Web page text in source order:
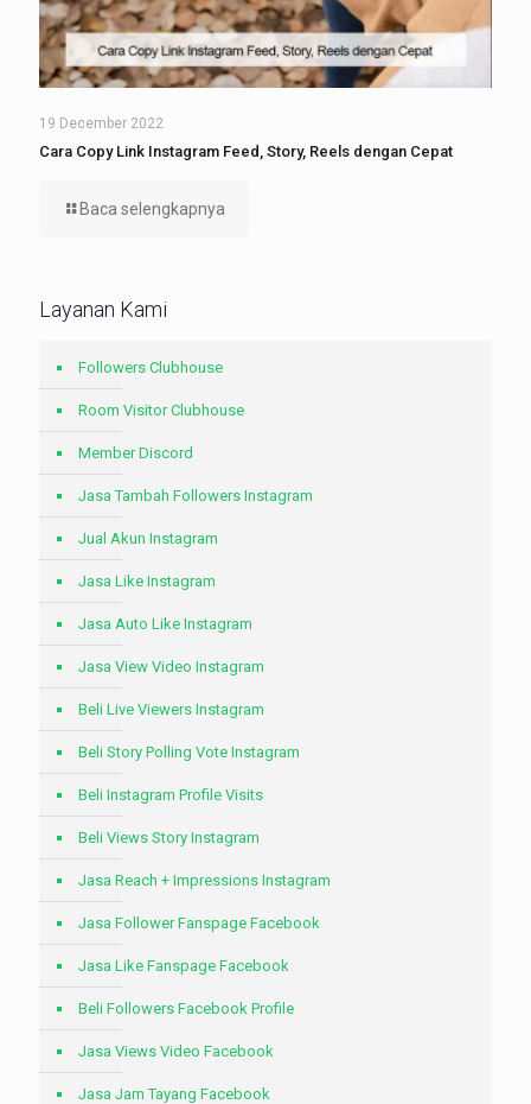
19 December 2022
Cara Copy Link Instagram Feed, Story, Reels dengan Cepat
Baca selengkapnya
Layanan Kami
Followers Clubhouse
Room Visitor Clubhouse
Member Discord
Jasa Tambah Followers Instagram
Jual Akun Instagram
Jasa Like Instagram
Jasa Auto Like Instagram
Jasa View Video Instagram
Beli Live Viewers Instagram
Beli Story Polling Vote Instagram
Beli Instagram Profile Visits
Beli Views Story Instagram
Jasa Reach + Impressions Instagram
Jasa Follower Fanspage Facebook
Jasa Like Fanspage Facebook
Beli Followers Facebook Profile
Jasa Views Video Facebook
Jasa Jam Tayang Facebook